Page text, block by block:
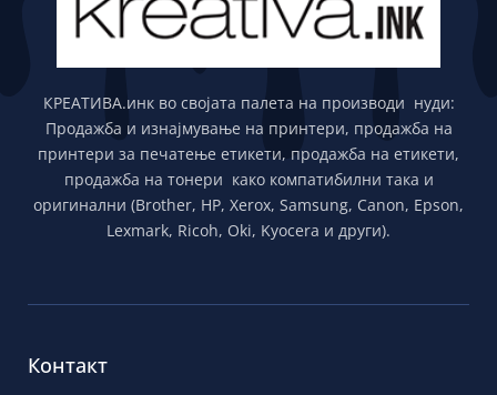
КРЕАТИВА.инк во својата палета на производи нуди:
Продажба и изнајмување на принтери, продажба на
принтери за печатење етикети, продажба на етикети,
продажба на тонери како компатибилни така и
оригинални (Brother, HP, Xerox, Samsung, Canon, Epson,
Lexmark, Ricoh, Oki, Kyocera и други).
Контакт